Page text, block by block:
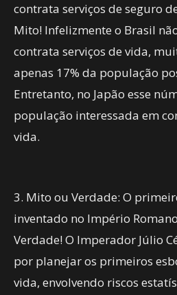
contrata serviços de seguro
Mito! Infelizmente o Brasil
contrata serviços de vida,
apenas 17% da população
Entretanto, no Japão esse
população interessada em
vida.
3. Mito ou Verdade: O
inventado no Império
Verdade! O Imperador Júlio
por planejar os primeiros
vida, envolvendo riscos